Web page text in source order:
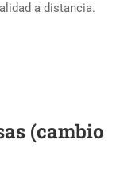
a distancia.
(cambio